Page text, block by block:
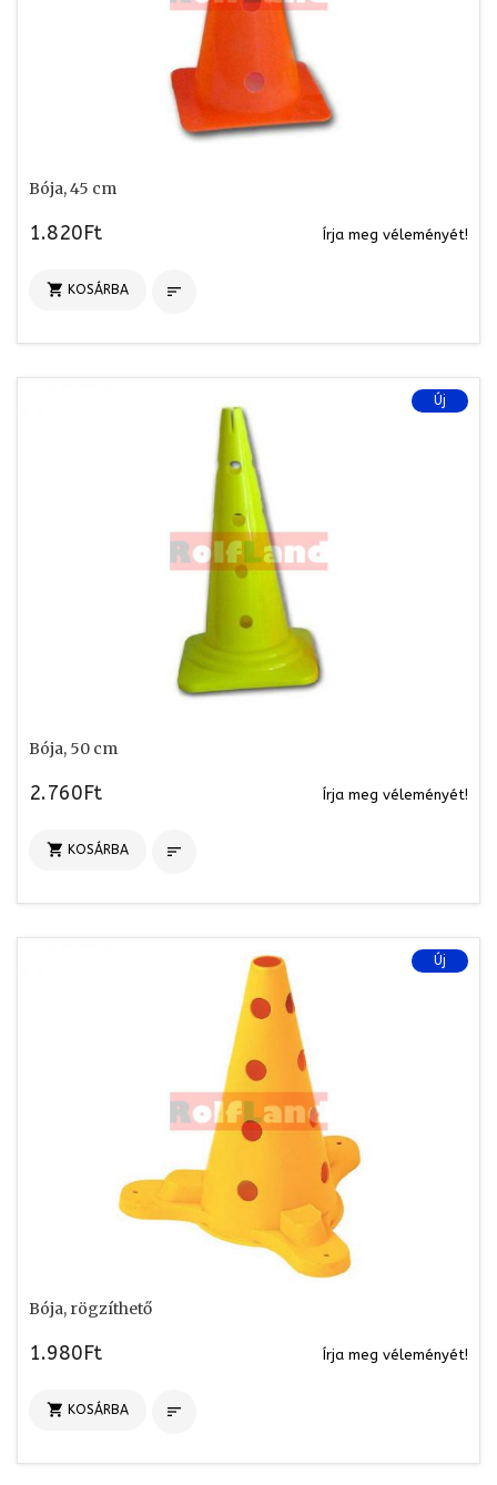
Bója, 45 cm
1.820Ft Írja meg véleményét!
 KOSÁRBA 
Új
Bója, 50 cm
2.760Ft Írja meg véleményét!
 KOSÁRBA 
Új
Bója, rögzíthető
1.980Ft Írja meg véleményét!
 KOSÁRBA 